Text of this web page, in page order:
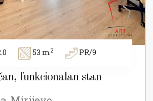
53 m2 PR/9
funkcionalan stan